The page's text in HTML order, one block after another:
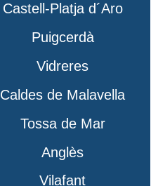
Castell-Platja d´Aro
Puigcerdà
Vidreres
Caldes de Malavella
Tossa de Mar
Anglès
Vilafant